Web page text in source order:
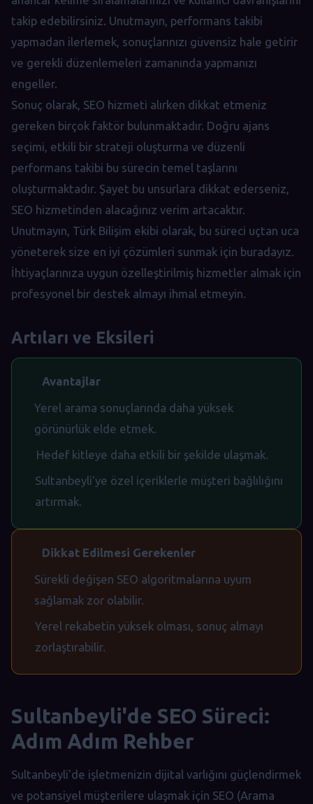
takip edebilirsiniz. Unutmayın, performans takibi
yapmadan ilerlemek, sonuçlarınızı güvensiz hale getirir
ve gerekli düzenlemeleri zamanında yapmanızı
engeller.
Sonuç olarak, SEO hizmeti alırken dikkat etmeniz
gereken birçok faktör bulunmaktadır. Doğru ajans
seçimi, etkili bir strateji oluşturma ve düzenli
performans takibi bu sürecin temel taşlarını
oluşturmaktadır. Şayet bu unsurlara dikkat ederseniz,
SEO hizmetinden alacağınız verim artacaktır.
Unutmayın, Türk Bilişim ekibi olarak, bu süreci uçtan uca
yöneterek size en iyi çözümleri sunmak için buradayız.
İhtiyaçlarınıza uygun özelleştirilmiş hizmetler almak için
profesyonel bir destek almayı ihmal etmeyin.
Artıları ve Eksileri
Avantajlar
Yerel arama sonuçlarında daha yüksek
görünürlük elde etmek.
Hedef kitleye daha etkili bir şekilde ulaşmak.
Sultanbeyli'ye özel içeriklerle müşteri bağlılığını
artırmak.
Dikkat Edilmesi Gerekenler
Sürekli değişen SEO algoritmalarına uyum
sağlamak zor olabilir.
Yerel rekabetin yüksek olması, sonuç almayı
zorlaştırabilir.
Sultanbeyli'de SEO Süreci:
Adım Adım Rehber
Sultanbeyli'de işletmenizin dijital varlığını güçlendirmek
ve potansiyel müşterilere ulaşmak için SEO (Arama